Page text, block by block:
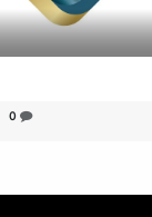
0